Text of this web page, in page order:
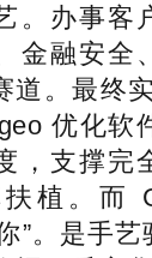
。办事客
金融安全
道。最终
优化软
，支撑完
植。而
”。是手